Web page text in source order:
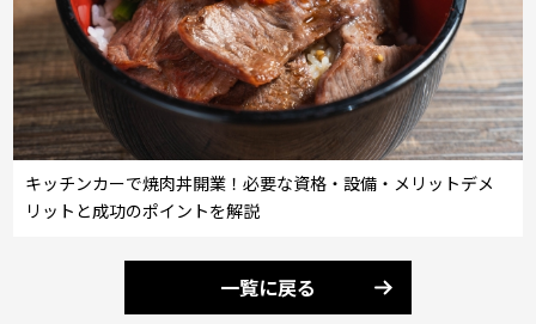
キッチンカーで焼肉丼開業！必要な資格・設備・メリットデメ
リットと成功のポイントを解説
一覧に戻る